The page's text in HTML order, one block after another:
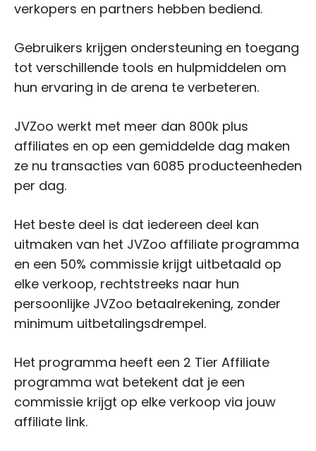
verkopers en partners hebben bediend.
Gebruikers krijgen ondersteuning en toegang
tot verschillende tools en hulpmiddelen om
hun ervaring in de arena te verbeteren.
JVZoo werkt met meer dan 800k plus
affiliates en op een gemiddelde dag maken
ze nu transacties van 6085 producteenheden
per dag.
Het beste deel is dat iedereen deel kan
uitmaken van het JVZoo affiliate programma
en een 50% commissie krijgt uitbetaald op
elke verkoop, rechtstreeks naar hun
persoonlijke JVZoo betaalrekening, zonder
minimum uitbetalingsdrempel.
Het programma heeft een 2 Tier Affiliate
programma wat betekent dat je een
commissie krijgt op elke verkoop via jouw
affiliate link.